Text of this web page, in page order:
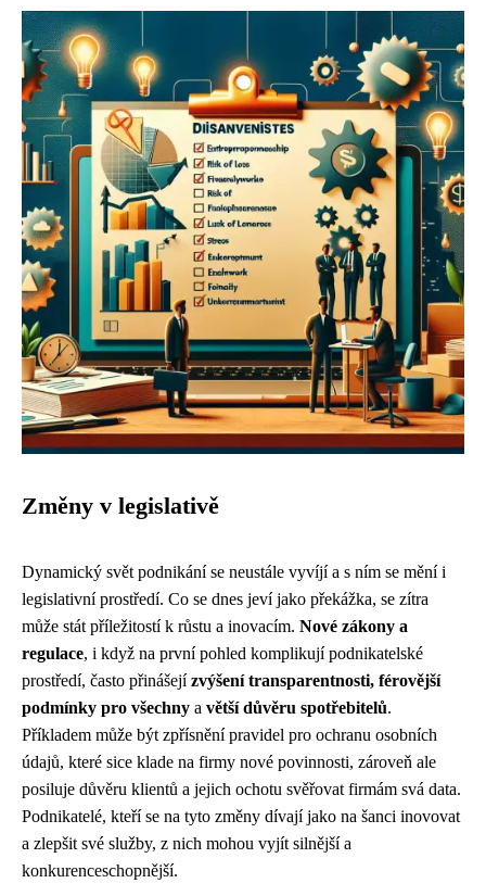
Změny v legislativě
Dynamický svět podnikání se neustále vyvíjí a s ním se mění i
legislativní prostředí. Co se dnes jeví jako překážka, se zítra
může stát příležitostí k růstu a inovacím. Nové zákony a
regulace, i když na první pohled komplikují podnikatelské
prostředí, často přinášejízvýšení transparentnosti, férovější
podmínky pro všechny a větší důvěru spotřebitelů.
Příkladem může být zpřísnění pravidel pro ochranu osobních
údajů, které sice klade na firmy nové povinnosti, zároveň ale
posiluje důvěru klientů a jejich ochotu svěřovat firmám svá data.
Podnikatelé, kteří se na tyto změny dívají jako na šanci inovovat
a zlepšit své služby, z nich mohou vyjít silnější a
konkurenceschopnější.